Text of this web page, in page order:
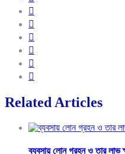
Related Articles
ব্যবসায় লোন গ্রহন ও তার লাভ